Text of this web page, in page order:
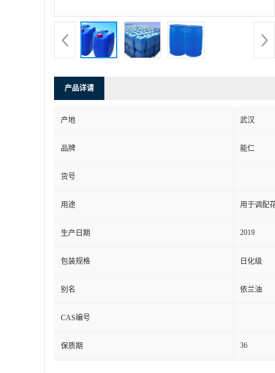
产品详请
产地 武汉
品牌 能仁
货号
用途 用于调配
生产日期 2019
包装规格 日化级
别名 依兰油
CAS编号
保质期 36